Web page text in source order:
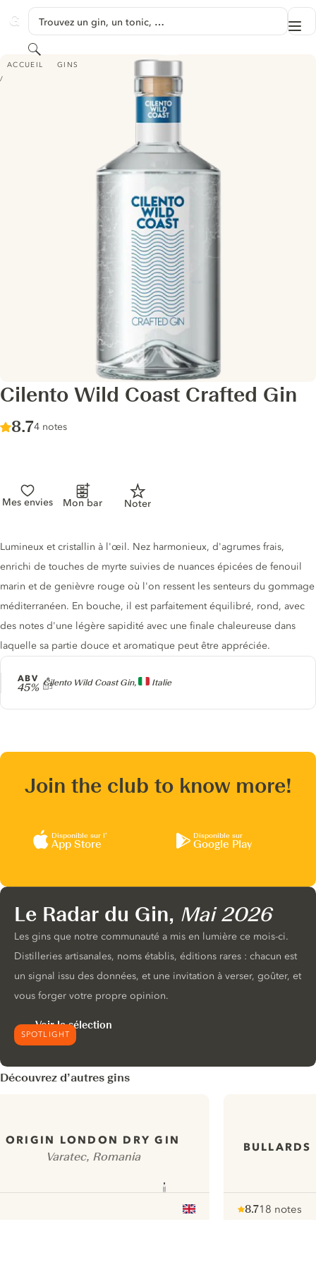
GINVENTORY
Trouvez un gin, un tonic, …
Rechercher
ACCUEIL GINS
CILENTO WILD COAST CRAFTED GIN
Cilento Wild Coast Crafted Gin
Score :
8.7/ 10
4 notes
Mes envies Mon bar Noter
Producteur
Cilento Wild Coast Gin, Italie
ABV
45%
Description du gin
Lumineux et cristallin à l'œil. Nez harmonieux, d'agrumes frais,
enrichi de touches de myrte suivies de nuances épicées de fenouil
marin et de genièvre rouge où l'on ressent les senteurs du gommage
méditerranéen. En bouche, il est parfaitement équilibré, rond, avec
des notes d'une légère sapidité avec une finale chaleureuse dans
laquelle sa partie douce et aromatique peut être appréciée.
Join the club to know more!
Disponible sur l’
App Store
Disponible sur
Google Play
SPOTLIGHT
Le Radar du Gin, Mai 2026
Les gins que notre communauté a mis en lumière ce mois-ci.
Distilleries artisanales, noms établis, éditions rares : chacun est
un signal issu des données, et une invitation à verser, goûter, et
vous forger votre propre opinion.
Voir la sélection
Découvrez d’autres gins
ORIGIN LONDON DRY GIN
Varatec, Romania
8.718 notes